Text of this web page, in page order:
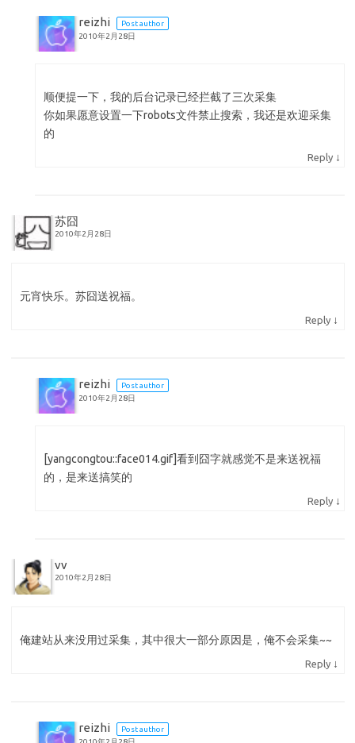
reizhi
Post author
2010年2月28日
顺便提一下，我的后台记录已经拦截了三次采集
你如果愿意设置一下robots文件禁止搜索，我还是欢迎采集
的
Reply ↓
苏囧
2010年2月28日
元宵快乐。苏囧送祝福。
Reply ↓
reizhi
Post author
2010年2月28日
[yangcongtou::face014.gif]看到囧字就感觉不是来送祝福
的，是来送搞笑的
Reply ↓
vv
2010年2月28日
俺建站从来没用过采集，其中很大一部分原因是，俺不会采集~~
Reply ↓
reizhi
Post author